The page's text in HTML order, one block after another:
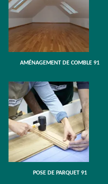
AMÉNAGEMENT DE COMBLE 91
POSE DE PARQUET 91